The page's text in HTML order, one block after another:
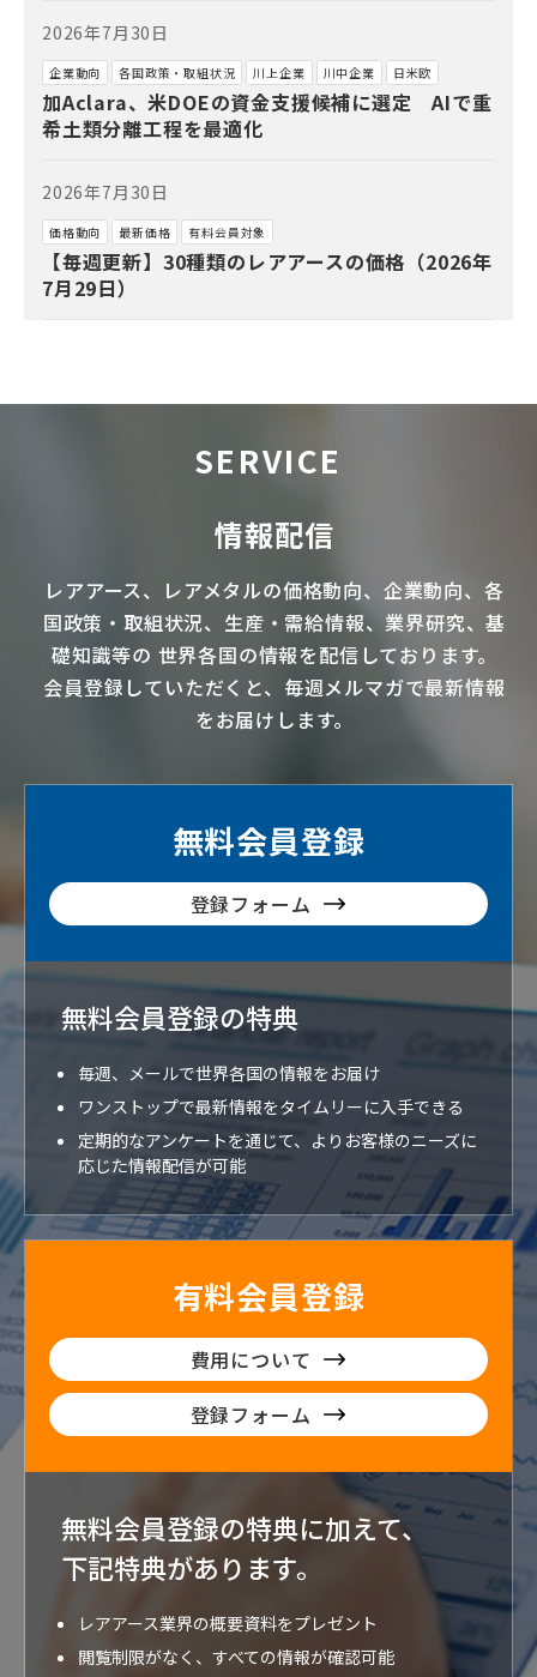
2026年7月30日
企業動向 各国政策・取組状況 川上企業 川中企業 日米欧
加Aclara、米DOEの資金支援候補に選定 AIで重
希土類分離工程を最適化
2026年7月30日
価格動向 最新価格 有料会員対象
【毎週更新】30種類のレアアースの価格（2026年
7月29日）
SERVICE
情報配信
レアアース、 レアメタルの価格動向、企業動向、各
国政策・取組状況、生産・需給情報、業界研究、基
礎知識等の 世界各国の情報を配信 しております。
会員登録していただくと、毎週メルマガで最新情報
をお届けします。
無料会員登録
登録フォーム
無料会員登録の特典
毎週、メールで世界各国の情報をお届け
ワンストップで最新情報をタイムリーに入手できる
定期的なアンケートを通じて、よりお客様のニーズに
応じた情報配信が可能
有料会員登録
費用について
登録フォーム
無料会員登録の特典に加えて、
下記特典があります。
レアアース業界の概要資料をプレゼント
閲覧制限がなく、すべての情報が確認可能